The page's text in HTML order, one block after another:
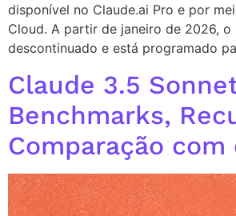
disponível no Claude.ai Pro e por
Cloud. A partir de janeiro de 2026, o
descontinuado e está programado
Claude 3.5
Benchmarks,
Comparação com